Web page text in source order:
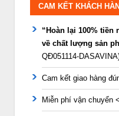
CAM KẾT KHÁCH
“Hoàn lại 100% tiền
về chất lượng sản
QĐ051114-
Cam kết giao hàng
Miễn phí vận chuyển